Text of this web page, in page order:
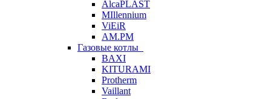
AlcaPLAST
MIllennium
ViEiR
AM.PM
Газовые котлы
BAXI
KITURAMI
Protherm
Vaillant